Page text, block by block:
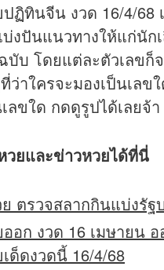
ฏิทินจีน งวด 16/4/68
งปันแนวทางให้แก่นัก
บับ โดยแต่ละตัวเลขก็
ว่าใครจะมองเป็นเลข
ลขใด กดดูรูปได้เลยจ้า
วยและข่าวหวยได้ที่นี่
ตรวจสลากกินแบ่งรัฐ
อก งวด 16 เมษายน
ด็ดงวดนี้ 16/4/68